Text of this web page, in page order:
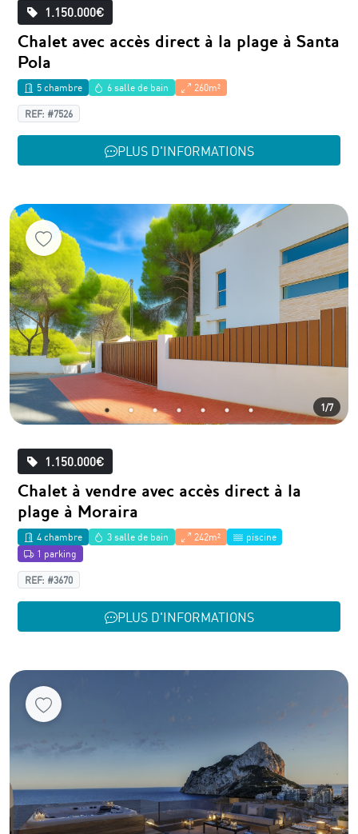
1.150.000€
Chalet avec accès direct à la plage à Santa
Pola
5 chambre 6 salle de bain
260m²
REF: #7526
PLUS D'INFORMATIONS
1/7
1.150.000€
Chalet à vendre avec accès direct à la
plage à Moraira
4 chambre 3 salle de bain 242m²
piscine
1 parking
REF: #3670
PLUS D'INFORMATIONS